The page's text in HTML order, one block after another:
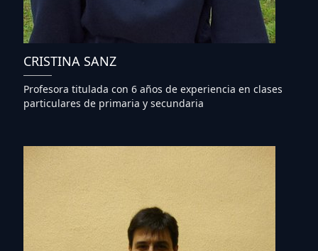
CRISTINA SANZ
Profesora titulada con 6 años de experiencia en clases
particulares de primaria y secundaria